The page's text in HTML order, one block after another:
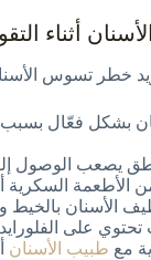
أثناء
خطر تسوس الأسنان
بشكل فعّال بسبب
يصعب الوصول
الأطعمة السكرية
الأسنان بالخيط
على
مع طبيب الأسنان